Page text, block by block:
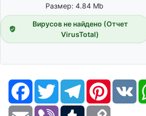
Размер: 4.84 Mb
Вирусов не найдено (Отчет
VirusTotal)
FacebookTwitter TelegramPinterestVK
Email Viber Tumblr